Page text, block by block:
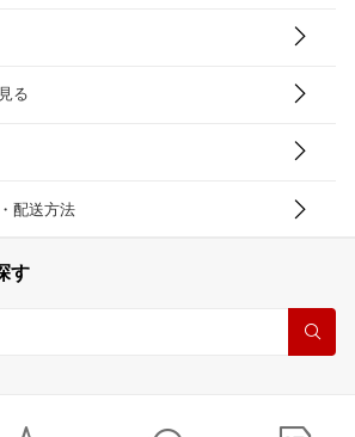
る
配送方法
す